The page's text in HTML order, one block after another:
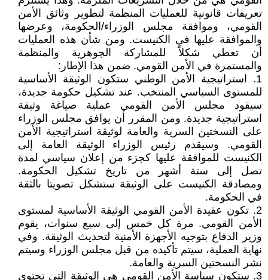
تعريفات قانونية للعمليات المنظمة لتطوير وثائق الأمن
القومي، وموافقة مجلس الوزراء/الحكومة، وعرضها
والموافقة عليها في الكنيست. ومن شأن هذه العمليات
أن تعطي شكلاً للمشاركة الجوهرية والمنظمة
والمستمرة في الأمن القومي. ضمن هذا الإطار:
1. استراتيجية الأمن الوطني ستكون الوثيقة الأساسية
للمستوى السياسي المنتخب. عند تشكيل حكومة جديدة،
سيقود مجلس الأمن القومي عملية صياغة وثيقة
استراتيجية جديدة. ومن المقرر أن يوافق مجلس الوزراء
على النسختين السرية والعامة لوثيقة استراتيجية الأمن
القومي. وسيقدم رئيس الوزراء الوثيقة العامة إلى
الكنيست للموافقة عليها كجزء من إعلان سياسي لمدة
تصل إلى ستة أشهر من تاريخ تشكيل الحكومة.
ومصادقة الكنيست على الوثيقة ستشكل تصويتا بالثقة
في الحكومة.
2. تكون عقيدة الأمن القومي الوثيقة الأساسية لمستوى
الأمن القومي. مرة كل خمس إلى سبع سنوات، يقوم
وزير الدفاع بتوجيه الأجهزة الأمنية لتحديث الوثيقة. وفي
نهاية العملية، سيتم تأكيده من قبل مجلس الوزراء وسيتم
نشر النسختين السرية والعامة.
3. ستكون سياسة الأمن القومي هي الوثيقة التي تحتوي